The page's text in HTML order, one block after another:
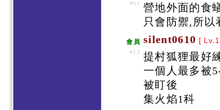
#11
營地外面的食
只會防禦,所
會員 silent0610 [
#12
提村狐狸最好
一個人最多被
被盯後
集火焰1科